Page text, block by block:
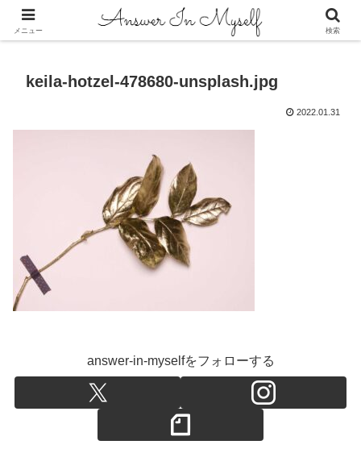
答えは自分の中にある
keila-hotzel-478680-unsplash.jpg
2022.01.31
answer-in-myselfをフォローする
メニュー 検索